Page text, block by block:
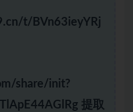
t/BVn63ieyYRj
share/init?
提取